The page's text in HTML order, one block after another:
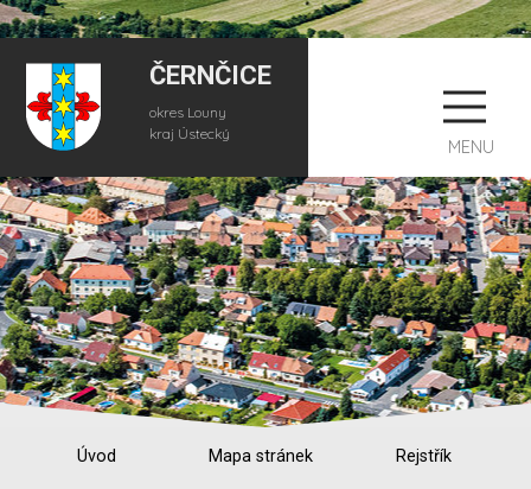
ČERNČICE
okres Louny
kraj Ústecký
MENU
Úvod Mapa stránek Rejstřík